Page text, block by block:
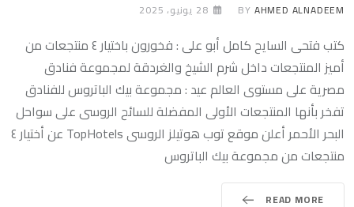
BY AHMED ALNADEEM 28 يونيو، 2025
كتب فتحى السايح كامل أبو على : فخورون باختيار ٤ منتجعات من
أميز المنتجعات داخل شرم الشيخ والغردقة لمجموعة فنادق
مصرية على مستوى العالم عيد : مجموعة بيك الباتروس للفنادق
تفخر بأنها المنتجعات الأولى المفضلة للسائح الروسى على سواحل
البحر الأحمر أعلن موقع توب هوتيلز الروسى TopHotels عن أختيار ٤
منتجعات من مجموعة بيك الباتروس
READ MORE